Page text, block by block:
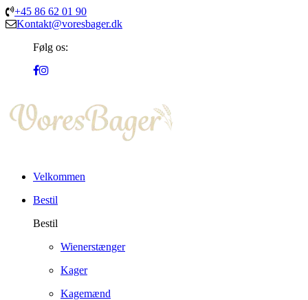
+45 86 62 01 90
Kontakt@voresbager.dk
Følg os:
Velkommen
Bestil
Bestil
Wienerstænger
Kager
Kagemænd